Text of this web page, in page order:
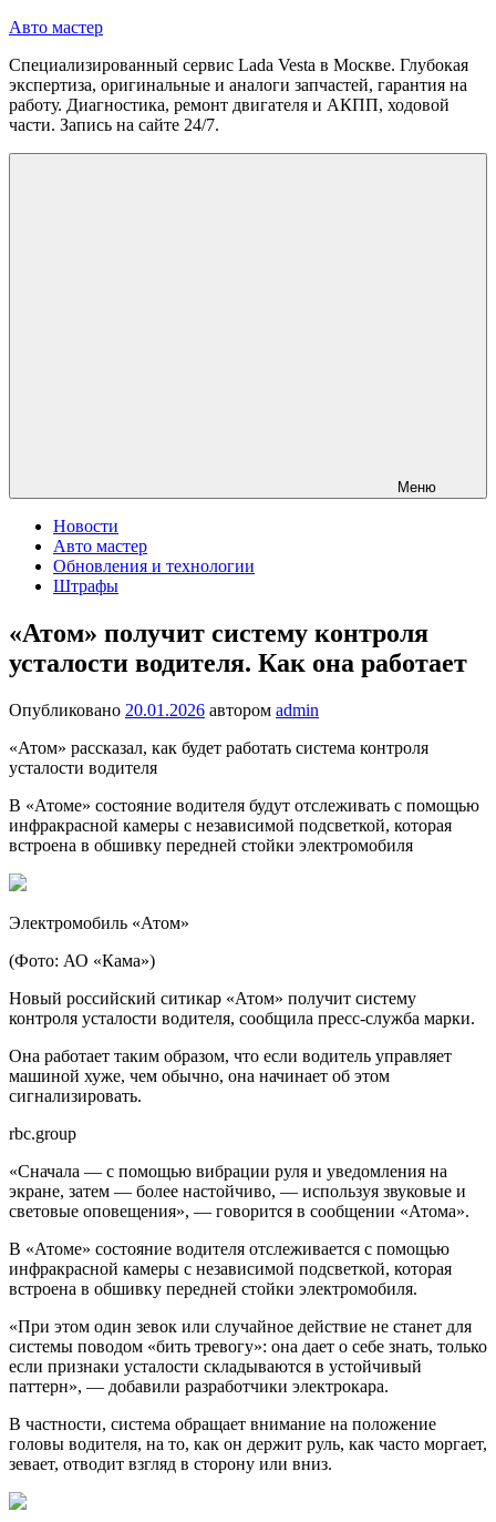
Перейти
содержимому
Авто мастер
Специализированный сервис Lada Vesta в Москве. Глубокая
экспертиза, оригинальные и аналоги запчастей, гарантия на
работу. Диагностика, ремонт двигателя и АКПП, ходовой
части. Запись на сайте 24/7.
Меню
Новости
Авто мастер
Обновления и технологии
Штрафы
«Атом» получит систему контроля
усталости водителя. Как она работает
Опубликовано 20.01.2026 автором admin
«Атом» рассказал, как будет работать система контроля
усталости водителя
В «Атоме» состояние водителя будут отслеживать с помощью
инфракрасной камеры с независимой подсветкой, которая
встроена в обшивку передней стойки электромобиля
Электромобиль «Атом»
(Фото: АО «Кама»)
Новый российский ситикар «Атом» получит систему
контроля усталости водителя, сообщила пресс-служба марки.
Она работает таким образом, что если водитель управляет
машиной хуже, чем обычно, она начинает об этом
сигнализировать.
rbc.group
«Сначала — с помощью вибрации руля и уведомления на
экране, затем — более настойчиво, — используя звуковые и
световые оповещения», — говорится в сообщении «Атома».
В «Атоме» состояние водителя отслеживается с помощью
инфракрасной камеры с независимой подсветкой, которая
встроена в обшивку передней стойки электромобиля.
«При этом один зевок или случайное действие не станет для
системы поводом «бить тревогу»: она дает о себе знать, только
если признаки усталости складываются в устойчивый
паттерн», — добавили разработчики электрокара.
В частности, система обращает внимание на положение
головы водителя, на то, как он держит руль, как часто моргает,
зевает, отводит взгляд в сторону или вниз.